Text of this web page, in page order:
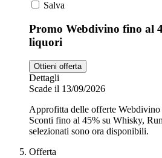
Salva
Promo Webdivino fino al
liquori
Ottieni offerta
Dettagli
Scade il 13/09/2026
Approfitta delle offerte
Sconti fino al 45% su Whisky,
selezionati sono ora disponibili.
Offerta